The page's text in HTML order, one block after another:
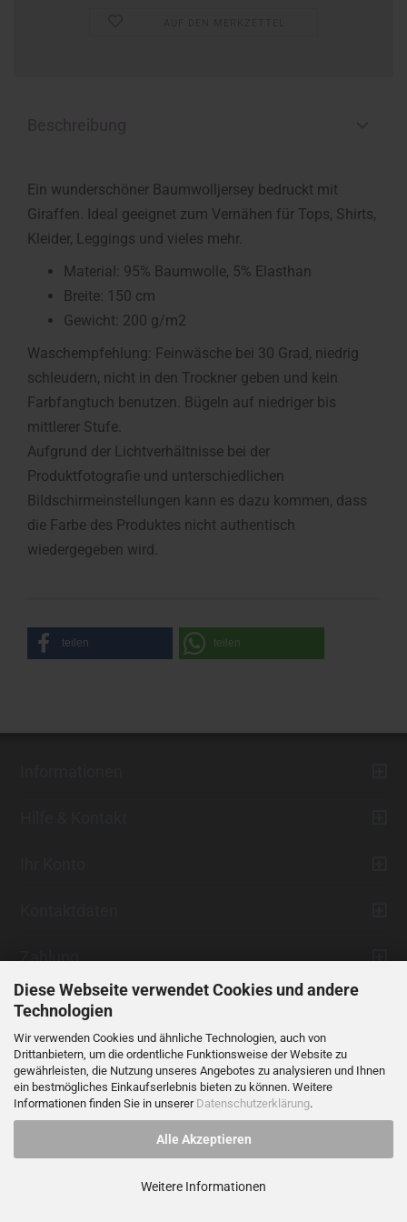
Diese Webseite verwendet Cookies und andere
Technologien
Wir verwenden Cookies und ähnliche Technologien, auch von
Drittanbietern, um die ordentliche Funktionsweise der Website zu
gewährleisten, die Nutzung unseres Angebotes zu analysieren und Ihnen
ein bestmögliches Einkaufserlebnis bieten zu können. Weitere
Informationen finden Sie in unserer Datenschutzerklärung.
Alle Akzeptieren
Weitere Informationen
Ein wunderschöner Baumwolljersey bedruckt mit
Giraffen. Ideal geeignet zum Vernähen für Tops, Shirts,
Kleider, Leggings und vieles mehr.
Material: 95% Baumwolle, 5% Elasthan
Breite: 150 cm
Gewicht: 200 g/m2
Waschempfehlung: Feinwäsche bei 30 Grad, niedrig
schleudern, nicht in den Trockner geben und kein
Farbfangtuch benutzen. Bügeln auf niedriger bis
mittlerer Stufe.
Aufgrund der Lichtverhältnisse bei der
Produktfotografie und unterschiedlichen
Bildschirmeinstellungen kann es dazu kommen, dass
die Farbe des Produktes nicht authentisch
wiedergegeben wird.
teilen teilen
Zahlung
Vertrag widerrufen